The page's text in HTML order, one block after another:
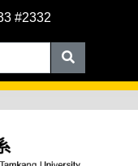
#2332